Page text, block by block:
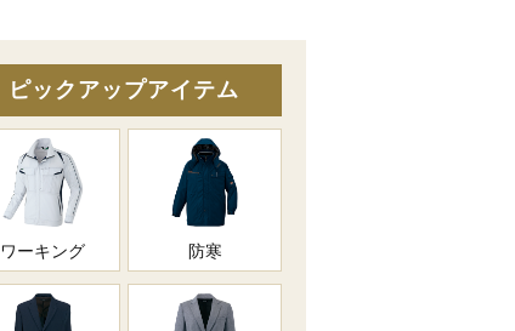
ピックアップアイテム
ワーキング 防寒